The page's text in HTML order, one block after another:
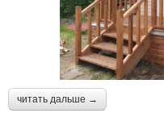
читать дальше →